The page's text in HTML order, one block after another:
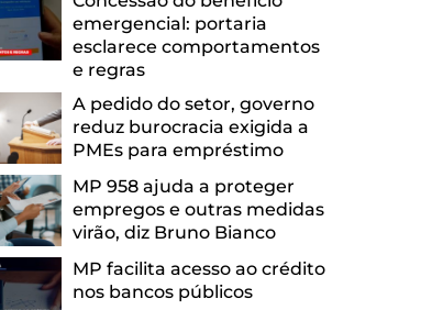
emergencial: portaria
esclarece comportamentos
e regras
A pedido do setor, governo
reduz burocracia exigida a
PMEs para empréstimo
MP 958 ajuda a proteger
empregos e outras medidas
virão, diz Bruno Bianco
MP facilita acesso ao crédito
nos bancos públicos